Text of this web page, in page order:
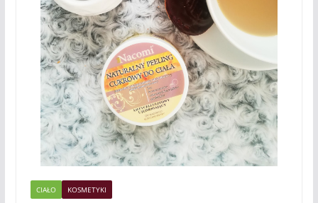
CIAŁO KOSMETYKI